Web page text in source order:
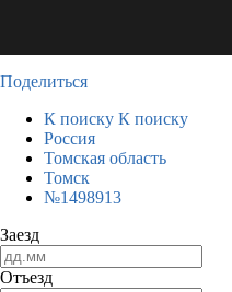
Поделиться
К поиску К поиску
Россия
Томская область
Томск
№1498913
Заезд
Отъезд